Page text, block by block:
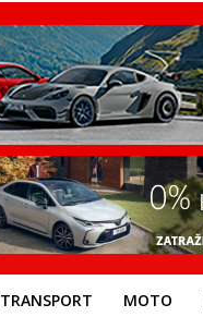
TRANSPORT MOTO